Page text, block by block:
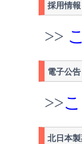
採用情報
>>
電子公告
>>
北日本